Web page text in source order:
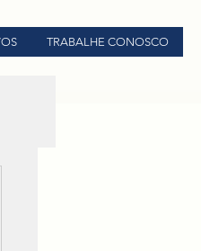
TRABALHE CONOSCO